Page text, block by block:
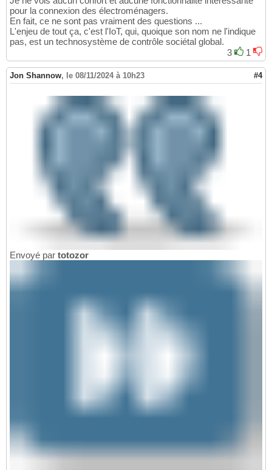
pour la connexion des électroménagers.
En fait, ce ne sont pas vraiment des questions ...
L'enjeu de tout ça, c'est l'IoT, qui, quoique son nom ne l'indique
pas, est un technosystème de contrôle sociétal global.
3
1
Jon Shannow, le 08/11/2024 à 10h23 #4
Envoyé par totozor